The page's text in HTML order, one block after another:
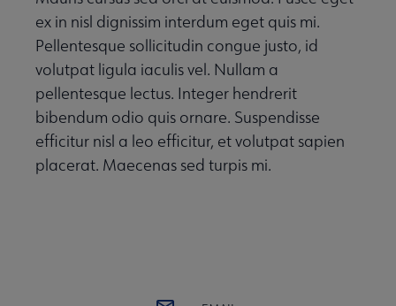
ex in nisl dignissim interdum eget quis mi.
Pellentesque sollicitudin congue justo, id
volutpat ligula iaculis vel. Nullam a
pellentesque lectus. Integer hendrerit
bibendum odio quis ornare. Suspendisse
efficitur nisl a leo efficitur, et volutpat sapien
placerat. Maecenas sed turpis mi.